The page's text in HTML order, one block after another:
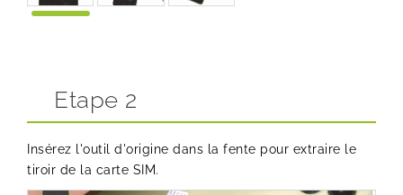
Etape 2
Insérez l'outil d'origine dans la fente pour extraire le
tiroir de la carte SIM.